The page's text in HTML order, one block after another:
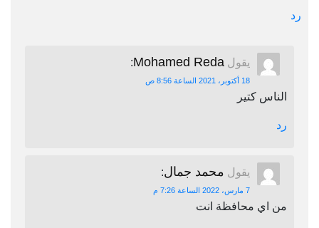
رد
يقول Mohamed Reda
:
18 أكتوبر، 2021 الساعة 8:56 ص
الناس كتير
رد
يقول محمد جمال:
7 مارس، 2022 الساعة 7:26 م
من اي محافظة انت